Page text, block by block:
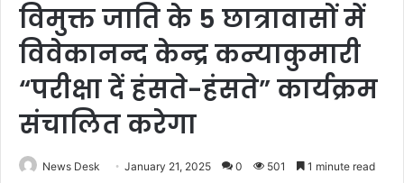
विमुक्त जाति के 5 छात्रावासों में
विवेकानन्द केन्द्र कन्याकुमारी
“परीक्षा दें हंसते-हंसते” कार्यक्रम
संचालित करेगा
News Desk January 21, 2025 0 501 1 minute read